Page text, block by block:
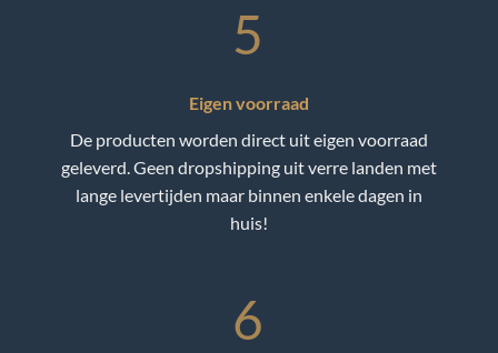
5
Eigen voorraad
De producten worden direct uit eigen voorraad
geleverd. Geen dropshipping uit verre landen met
lange levertijden maar binnen enkele dagen in
huis!
6